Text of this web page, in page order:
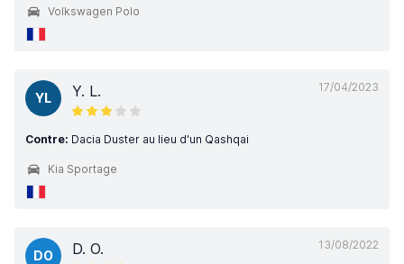
Volkswagen Polo
17/04/2023
YL Y. L.
Contre: Dacia Duster au lieu d'un Qashqai
Kia Sportage
13/08/2022
DO D. O.